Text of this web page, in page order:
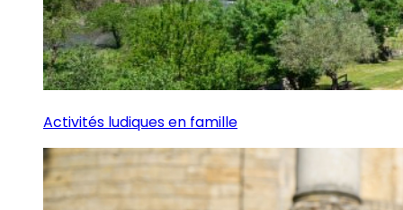
Activités ludiques en famille